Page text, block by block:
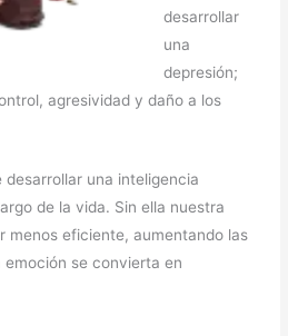
desarrollar
una
depresión;
agresividad y daño a los
una inteligencia
de la vida. Sin ella nuestra
menos eficiente, aumentando las
emoción se convierta en